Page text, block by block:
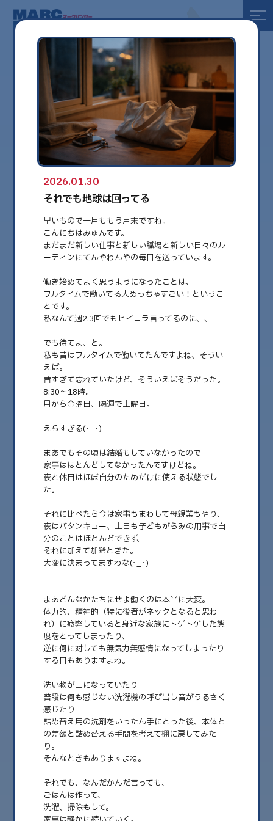
全て
健康
美容
環境
globe
2026.01.30
早いもので一月ももう月末ですね。 こんにちはみゅんです。 まだまだ新し
い仕事と新しい職場と新しい日々……
2026.08
2026.06
2026.05
2026.04
2026.03
2026.02
2026.01
2025.12
2025.11
2025.10
2025.09
2026.01.30
それでも地球は回ってる
早いもので一月ももう月末ですね。
こんにちはみゅんです。
まだまだ新しい仕事と新しい職場と新しい日々のル
ーティンにてんやわんやの毎日を送っています。
働き始めてよく思うようになったことは、
フルタイムで働いてる人めっちゃすごい！というこ
とです。
私なんて週2.3回でもヒイコラ言ってるのに、、
でも待てよ、と。
私も昔はフルタイムで働いてたんですよね、そうい
えば。
昔すぎて忘れていたけど、そういえばそうだった。
8:30〜18時。
月から金曜日、隔週で土曜日。
えらすぎる(･_･)
まあでもその頃は結婚もしていなかったので
家事はほとんどしてなかったんですけどね。
夜と休日はほぼ自分のためだけに使える状態でし
た。
それに比べたら今は家事もまわして母親業もやり、
夜はバタンキュー、土日も子どもがらみの用事で自
分のことはほとんどできず、
それに加えて加齢ときた。
大変に決まってますわな(･_･)
まあどんなかたちにせよ働くのは本当に大変。
体力的、精神的（特に後者がネックとなると思わ
れ）に疲弊していると身近な家族にトゲトゲした態
度をとってしまったり、
逆に何に対しても無気力無感情になってしまったり
する日もありますよね。
洗い物が山になっていたり
普段は何も感じない洗濯機の呼び出し音がうるさく
感じたり
詰め替え用の洗剤をいったん手にとった後、本体と
の差額と詰め替える手間を考えて棚に戻してみた
り。
そんなときもありますよね。
それでも、なんだかんだ言っても、
ごはんは作って、
洗濯、掃除もして。